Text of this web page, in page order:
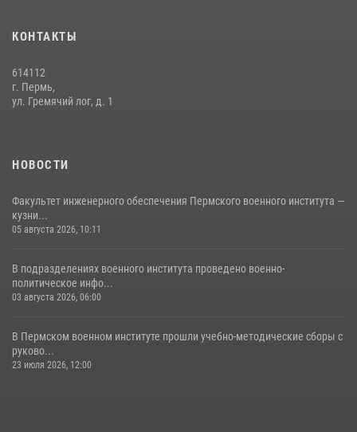
05 августа 2026, 10:11
В подразделениях военного института проведено военно-
политическое информирование на тему: «28 июля – День памяти
равноапостольного великого князя Владимира – крестителя Руси,
03 августа 2026, 06:00
КОНТАКТЫ
614112
г. Пермь,
ул. Гремячий лог, д. 1
НОВОСТИ
Факультет инженерного обеспечения Пермского военного института —
кузни...
05 августа 2026, 10:11
В подразделениях военного института проведено военно-
политическое инфо...
03 августа 2026, 06:00
В Пермском военном институте прошли учебно-методические сборы с
руково...
23 июля 2026, 12:00